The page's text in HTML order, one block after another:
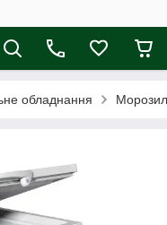
обладнання